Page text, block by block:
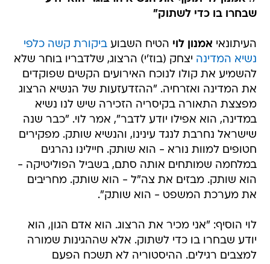
שבחרו בו כדי לשתוק"
העיתונאי אמנון לוי הטיח השבועביקורת קשה כלפי
נשיא המדינה יצחק (בוז'י) הרצוג, שלדבריו בוחר שלא
להשמיע את קולו לנוכח האירועים הקשים שפוקדים
את המדינה ואזרחיה. "ההזדעזעות של הנשיא הרצוג
מפצצת התאורה בקיסריה הזכירה שיש לנו נשיא
במדינה, הוא אפילו יודע לדבר", אמר לוי. "כבר שנה
שישראל נחרבת לנגד עינינו, והנשיא שותק. מפקירים
חטופים למוות נורא - הוא שותק. חיילינו נהרגים
במלחמה שמותחים אותה סתם, בשביל הפוליטיקה -
הוא שותק. מבזים את צה"ל - הוא שותק. מחריבים
את מערכת המשפט - הוא שותק".
לוי הוסיף: "אני מכיר את הרצוג. הוא אדם הגון, הוא
יודע שבחרו בו כדי לשתוק. אלא שההגינות שמורה
למצבים רגילים. ההיסטוריה לא תשכח הפעם